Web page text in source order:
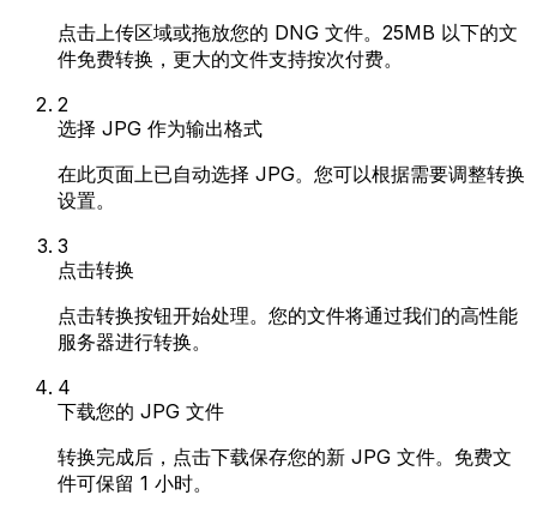
点击上传区域或拖放您的 DNG 文件。25MB 以下的文
件免费转换，更大的文件支持按次付费。
2
选择 JPG 作为输出格式
在此页面上已自动选择 JPG。您可以根据需要调整转换
设置。
3
点击转换
点击转换按钮开始处理。您的文件将通过我们的高性能
服务器进行转换。
4
下载您的 JPG 文件
转换完成后，点击下载保存您的新 JPG 文件。免费文
件可保留 1 小时。